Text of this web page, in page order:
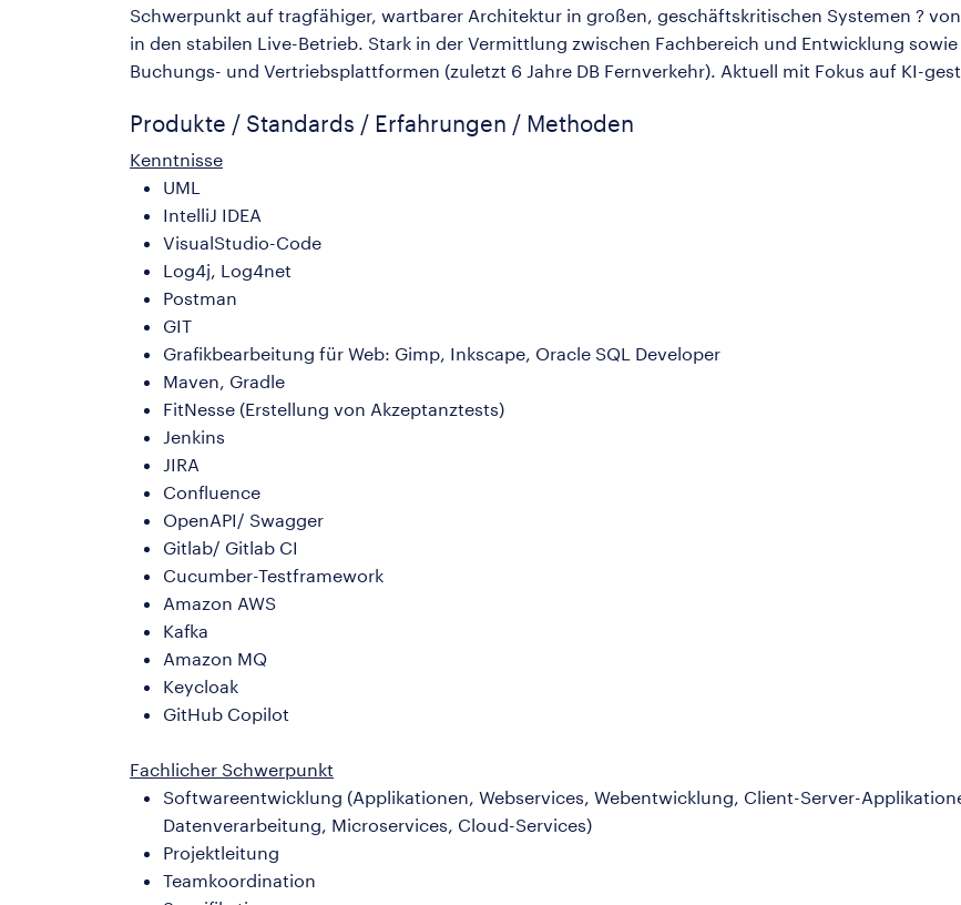
Schwerpunkt auf tragfähiger, wartbarer Architektur in großen, geschäftskritischen Systemen ?
in den stabilen Live-Betrieb. Stark in der Vermittlung zwischen Fachbereich und Entwicklung
Buchungs- und Vertriebsplattformen (zuletzt 6 Jahre DB Fernverkehr). Aktuell mit Fokus auf KI-
Produkte / Standards / Erfahrungen / Methoden
Kenntnisse
UML
IntelliJ IDEA
VisualStudio-Code
Log4j, Log4net
Postman
GIT
Grafikbearbeitung für Web: Gimp, Inkscape, Oracle SQL Developer
Maven, Gradle
FitNesse (Erstellung von Akzeptanztests)
Jenkins
JIRA
Confluence
OpenAPI/ Swagger
Gitlab/ Gitlab CI
Cucumber-Testframework
Amazon AWS
Kafka
Amazon MQ
Keycloak
GitHub Copilot
Fachlicher Schwerpunkt
Softwareentwicklung (Applikationen, Webservices, Webentwicklung, Client-Server-
Datenverarbeitung, Microservices, Cloud-Services)
Projektleitung
Teamkoordination